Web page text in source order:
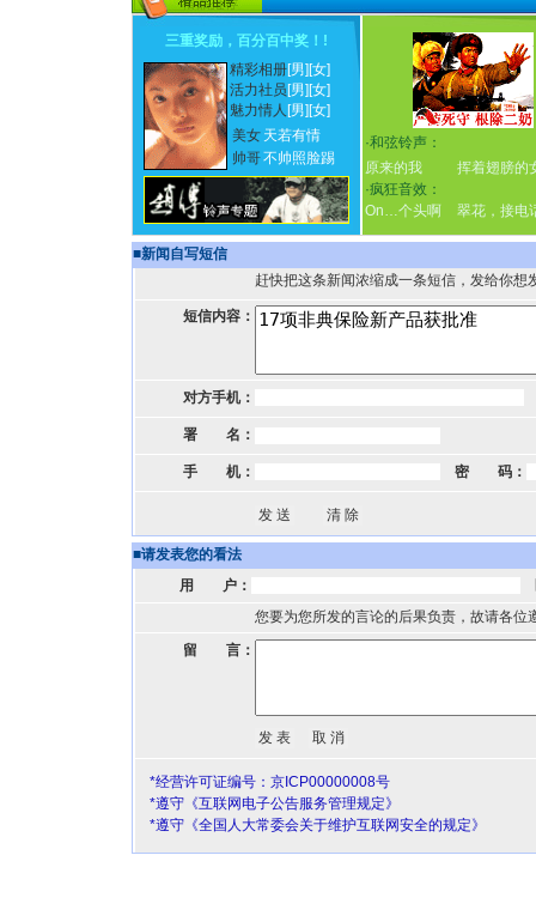
三重奖励，百分百中奖！ !
精彩相册[男] [女]
活力社员 [男] [女]
魅力情人 [男] [女]
美女 天若有情
帅哥不帅照脸踢
·和弦铃声：
原来的我
挥着翅膀的
·疯狂音效：
On…个头啊
翠花，接
■新闻自写短信
赶快把这条新闻浓缩成一条短信，发给你想
短信内容：
对方手机：
署 名：
手 机： 密 码：
■请发表您的看法
用 户：
您要为您所发的言论的后果负责，故请各位
留 言：
*经营许可证编号：京ICP00000008号
*遵守《互联网电子公告服务管理规定》
*遵守《全国人大常委会关于维护互联网安全的规定》